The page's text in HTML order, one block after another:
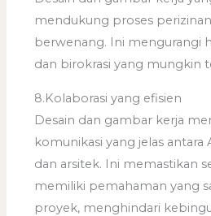
mendukung proses
berwenang. Ini mengurangi
dan birokrasi yang mungkin
8.Kolaborasi yang efisien
Desain dan gambar kerja
komunikasi yang jelas antara
dan arsitek. Ini memastikan
memiliki pemahaman yang
proyek, menghindari